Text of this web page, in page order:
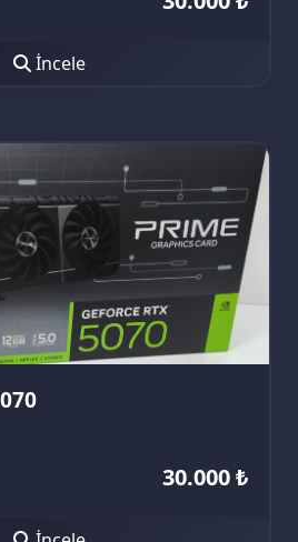
İncele
30.000 ₺